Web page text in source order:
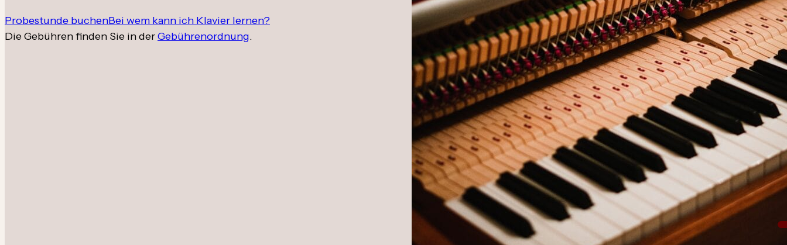
Probestunde buchenBei wem kann ich Klavier lernen?
Die Gebühren finden Sie in derGebührenordnung.